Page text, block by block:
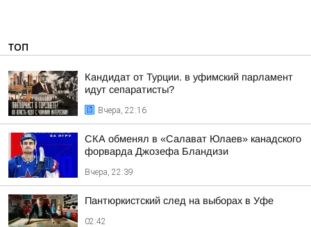
ТОП
Кандидат от Турции. в уфимский парламент
идут сепаратисты?
Вчера, 22:16
СКА обменял в «Салават Юлаев» канадского
форварда Джозефа Бландизи
Вчера, 22:39
Пантюркистский след на выборах в Уфе
02:42